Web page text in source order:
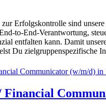
zur Erfolgskontrolle sind
to-End-Verantwortung,
entfalten kann. Damit
Du zielgruppenspezifische
Financial